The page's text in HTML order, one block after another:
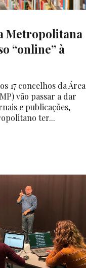
Metropolitana
“online” à
17 concelhos da Área
vão passar a dar
e publicações,
ter...